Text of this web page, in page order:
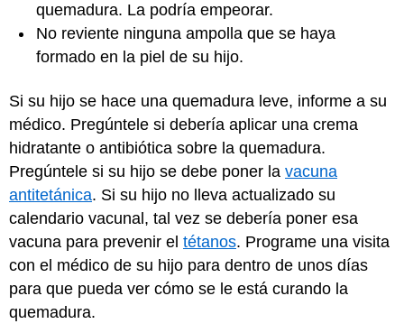
quemadura. La podría empeorar.
No reviente ninguna ampolla que se haya
formado en la piel de su hijo.
Si su hijo se hace una quemadura leve, informe a su
médico. Pregúntele si debería aplicar una crema
hidratante o antibiótica sobre la quemadura.
Pregúntele si su hijo se debe poner la vacuna
antitetánica. Si su hijo no lleva actualizado su
calendario vacunal, tal vez se debería poner esa
vacuna para prevenir el tétanos. Programe una visita
con el médico de su hijo para dentro de unos días
para que pueda ver cómo se le está curando la
quemadura.